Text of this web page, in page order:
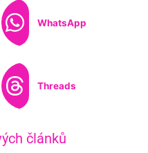
WhatsApp
Threads
článků